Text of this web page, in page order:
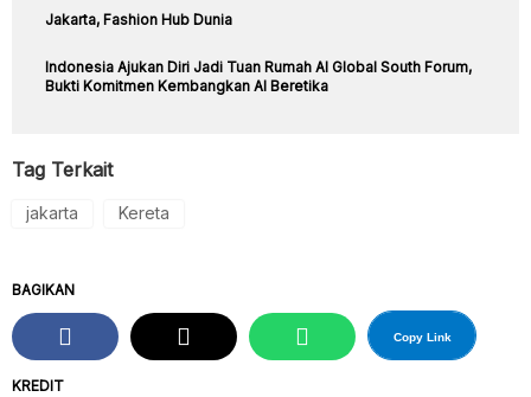
Jakarta, Fashion Hub Dunia
Indonesia Ajukan Diri Jadi Tuan Rumah AI Global South Forum,
Bukti Komitmen Kembangkan AI Beretika
Tag Terkait
jakarta Kereta
KREDIT
BAGIKAN
Copy Link